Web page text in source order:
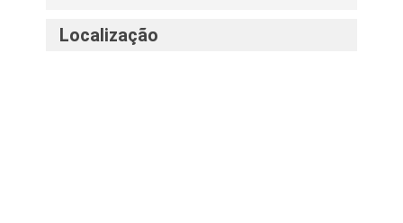
Localização